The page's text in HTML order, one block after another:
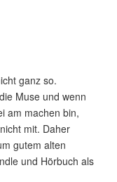
ganz so.
Muse und wenn
am machen bin,
mit. Daher
gutem alten
und Hörbuch als